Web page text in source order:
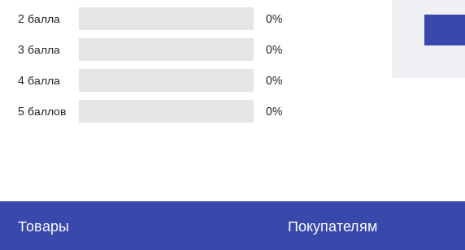
2 балла 0%
3 балла 0%
4 балла 0%
5 баллов 0%
Товары Покупателям